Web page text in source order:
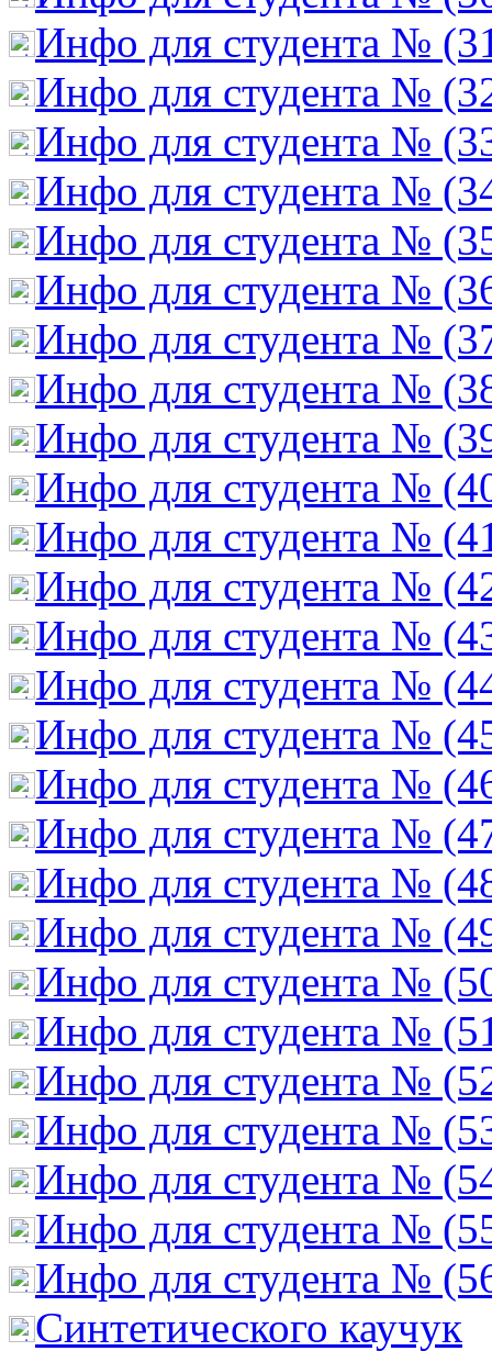
Инфо для студента №
Инфо для студента №
Инфо для студента №
Инфо для студента №
Инфо для студента №
Инфо для студента №
Инфо для студента №
Инфо для студента №
Инфо для студента №
Инфо для студента №
Инфо для студента №
Инфо для студента №
Инфо для студента №
Инфо для студента №
Инфо для студента №
Инфо для студента №
Инфо для студента №
Инфо для студента №
Инфо для студента №
Инфо для студента №
Инфо для студента №
Инфо для студента №
Инфо для студента №
Инфо для студента №
Инфо для студента №
Инфо для студента №
Cинтетического каучук